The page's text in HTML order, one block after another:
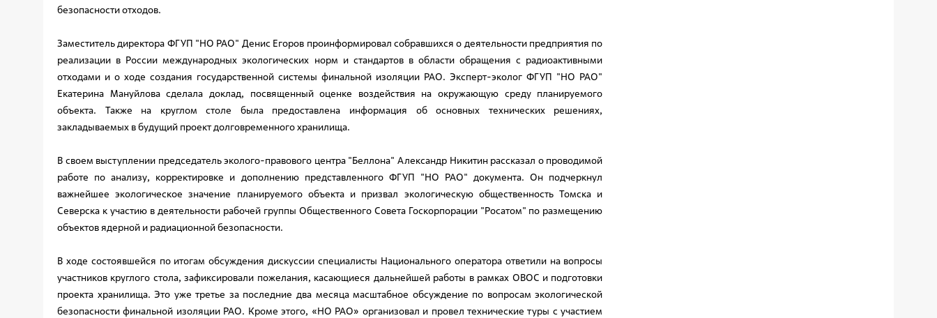
безопасности отходов.
Заместитель директора ФГУП "НО РАО" Денис Егоров проинформировал собравшихся о деятельности предприятия по
реализации в России международных экологических норм и стандартов в области обращения с радиоактивными
отходами и о ходе создания государственной системы финальной изоляции РАО. Эксперт-эколог ФГУП "НО РАО"
Екатерина Мануйлова сделала доклад, посвященный оценке воздействия на окружающую среду планируемого
объекта. Также на круглом столе была предоставлена информация об основных технических решениях,
закладываемых в будущий проект долговременного хранилища.
В своем выступлении председатель эколого-правового центра "Беллона" Александр Никитин рассказал о проводимой
работе по анализу, корректировке и дополнению представленного ФГУП "НО РАО" документа. Он подчеркнул
важнейшее экологическое значение планируемого объекта и призвал экологическую общественность Томска и
Северска к участию в деятельности рабочей группы Общественного Совета Госкорпорации "Росатом" по размещению
объектов ядерной и радиационной безопасности.
В ходе состоявшейся по итогам обсуждения дискуссии специалисты Национального оператора ответили на вопросы
участников круглого стола, зафиксировали пожелания, касающиеся дальнейшей работы в рамках ОВОС и подготовки
проекта хранилища. Это уже третье за последние два месяца масштабное обсуждение по вопросам экологической
безопасности финальной изоляции РАО. Кроме этого, «НО РАО» организовал и провел технические туры с участием